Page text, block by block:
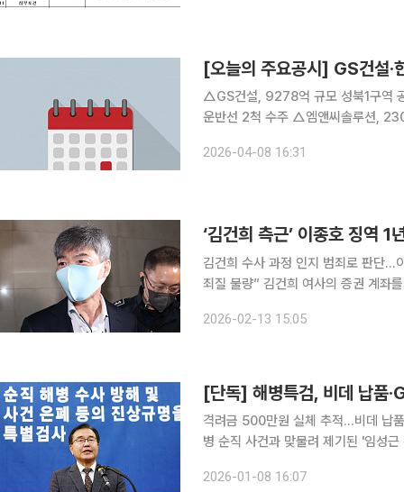
[오늘의 주요공시] GS건설·
△GS건설, 9278억 규모 성북1구역
운반선 2척 수주 △엠앤씨솔루션,
△케이씨에스, KB국민카드와 88억
2026-04-08 16:31
‘김건희 측근’ 이종호 징역
김건희 수사 과정 인지 범죄로 판단…
죄질 불량” 김건희 여사의 증권 계좌를 관리했던 이종호 전 블랙펄인베스트 대표가 재판 청탁 명목
사 과정에서 확보한 증거의 증거능력
2026-02-13 15:05
격려금 500만원 실체 추적…비데 납품
병 순직 사건과 맞물려 제기된 '임성
보완을 명분으로 2차 특검법 처리를
2026-01-08 16:07